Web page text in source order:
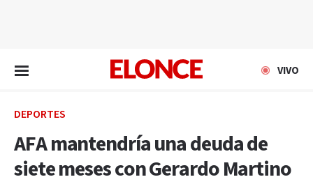
VIVO
DEPORTES
AFA mantendría una deuda de
siete meses con Gerardo Martino